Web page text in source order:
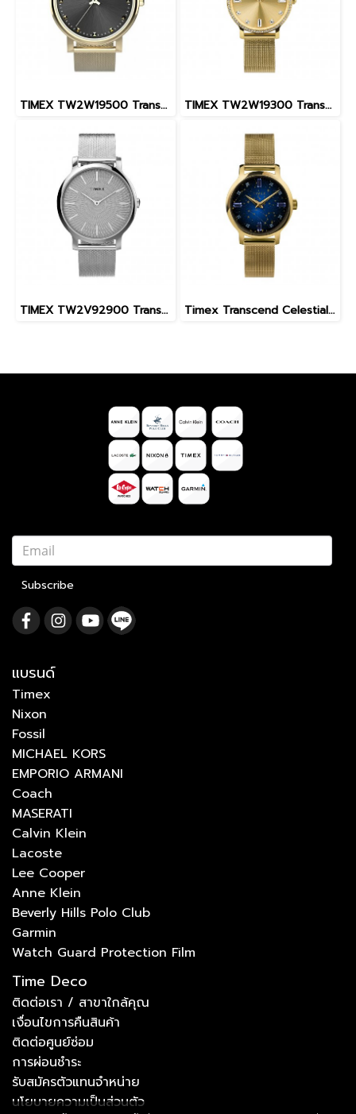
TIMEX TW2W19500 Transcend นาฬิกาข้อมือผู้หญิง สายสแตนเลส สีทอง /ดำ หน้าปัด 38 มม. TIMEX TW2W19300 Transcend นาฬิกาข้อมือผู้หญิง สายสแตนเลส สีทอง หน้าปัด 34 มม.
TIMEX TW2V92900 Transcend นาฬิกาข้อมือผู้หญิง สายสแตนเลส สีเงิน หน้าปัด 34 มม. Timex Transcend Celestial TW2V51900
Subscribe
แบรนด์
Timex
Nixon
Fossil
MICHAEL KORS
EMPORIO ARMANI
Coach
MASERATI
Calvin Klein
Lacoste
Lee Cooper
Anne Klein
Beverly Hills Polo Club
Garmin
Watch Guard Protection Film
Time Deco
ติดต่อเรา / สาขาใกล้คุณ
เงื่อนไขการคืนสินค้า
ติดต่อศูนย์ซ่อม
การผ่อนชำระ
รับสมัครตัวแทนจำหน่าย
นโยบายความเป็นส่วนตัว